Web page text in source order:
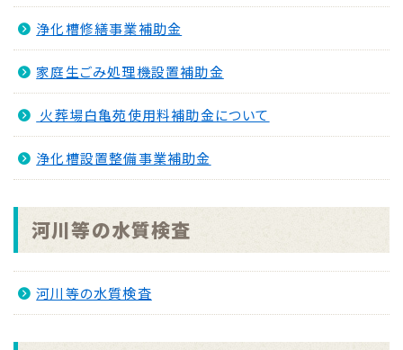
浄化槽修繕事業補助金
家庭生ごみ処理機設置補助金
火葬場白亀苑使用料補助金について
浄化槽設置整備事業補助金
河川等の水質検査
河川等の水質検査